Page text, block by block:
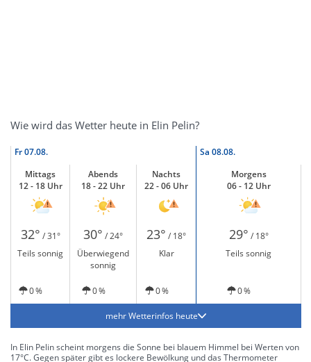
Wie wird das Wetter heute in Elin Pelin?
Fr07.08. Sa 08.08.
Mittags
12 - 18 Uhr
Abends
18 - 22 Uhr
Nachts
22 - 06 Uhr
Morgens
06 - 12 Uhr
32° / 31° 30° / 24° 23° / 18° 29° / 18°
Teils sonnig
Überwiegend
sonnig
Klar Teils sonnig
0 % 0 % 0 % 0 %
mehr Wetterinfos heute
In Elin Pelin scheint morgens die Sonne bei blauem Himmel bei Werten von
17°C. Gegen später gibt es lockere Bewölkung und das Thermometer